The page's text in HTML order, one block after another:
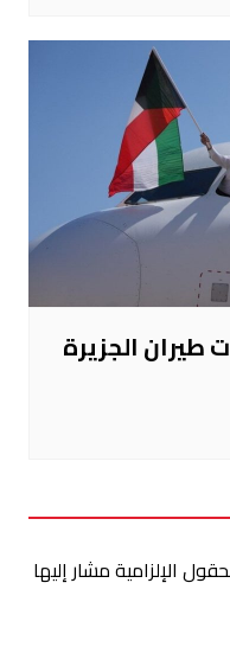
طيران الجزيرة
الإلزامية مشار إليها